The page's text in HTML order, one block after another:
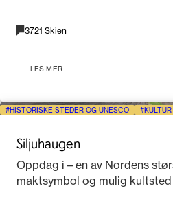
3721 Skien
LES MER
HISTORISKE STEDER OG UNESCO
Siljuhaugen
Oppdag i – en av Nordens
maktsymbol og mulig